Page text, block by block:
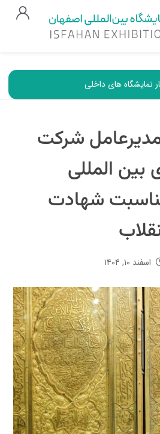
نمایشگاه های داخلی
شرکت
بین المللی
شهادت
اسفند ۱۰, ۱۴۰۴